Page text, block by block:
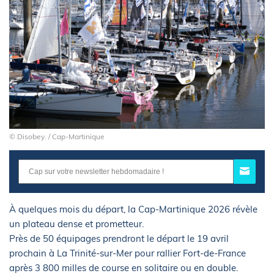
© Disobey. / Cap-Martinique
À quelques mois du départ, la Cap-Martinique 2026 révèle
un plateau dense et prometteur.
Près de 50 équipages prendront le départ le 19 avril
prochain à La Trinité-sur-Mer pour rallier Fort-de-France
après 3 800 milles de course en solitaire ou en double.